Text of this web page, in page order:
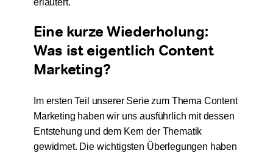
erläutert.
Eine kurze Wiederholung:
Was ist eigentlich Content
Marketing?
Im ersten Teil unserer Serie zum Thema Content
Marketing haben wir uns ausführlich mit dessen
Entstehung und dem Kern der Thematik
gewidmet. Die wichtigsten Überlegungen haben